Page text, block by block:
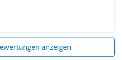
anzeigen